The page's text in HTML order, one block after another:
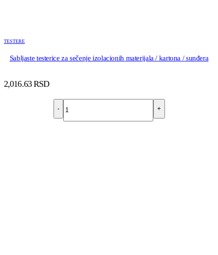
TESTERE
Sabljaste testerice za sečenje izolacionih materijala / kartona / sunđera
2,016.63RSD
- +